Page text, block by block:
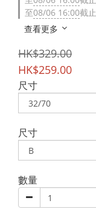
至08/06 16:00截止
查看更多
HK$329.00
HK$259.00
尺寸
尺寸
數量